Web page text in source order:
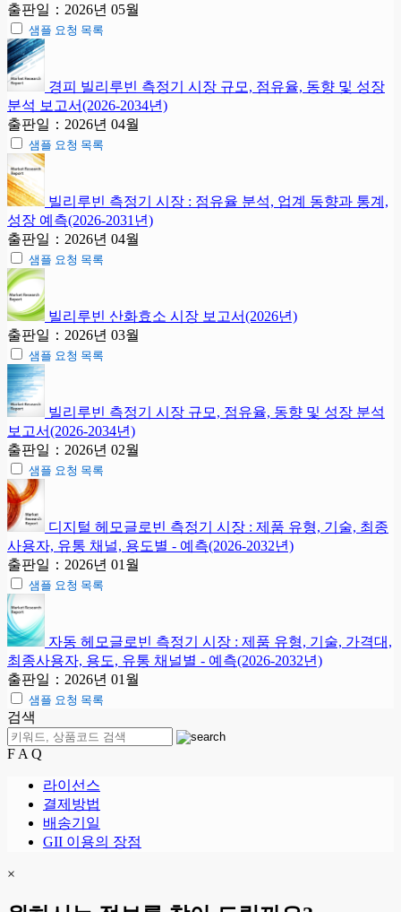
출판일：2026년 05월
샘플 요청 목록
경피 빌리루빈 측정기 시장 규모, 점유율, 동향 및 성장
분석 보고서(2026-2034년)
출판일：2026년 04월
샘플 요청 목록
빌리루빈 측정기 시장 : 점유율 분석, 업계 동향과 통계,
성장 예측(2026-2031년)
출판일：2026년 04월
샘플 요청 목록
빌리루빈 산화효소 시장 보고서(2026년)
출판일：2026년 03월
샘플 요청 목록
빌리루빈 측정기 시장 규모, 점유율, 동향 및 성장 분석
보고서(2026-2034년)
출판일：2026년 02월
샘플 요청 목록
디지털 헤모글로빈 측정기 시장 : 제품 유형, 기술, 최종
사용자, 유통 채널, 용도별 - 예측(2026-2032년)
출판일：2026년 01월
샘플 요청 목록
자동 헤모글로빈 측정기 시장 : 제품 유형, 기술, 가격대,
최종사용자, 용도, 유통 채널별 - 예측(2026-2032년)
출판일：2026년 01월
샘플 요청 목록
검색
F A Q
라이선스
결제방법
배송기일
GII 이용의 장점
×